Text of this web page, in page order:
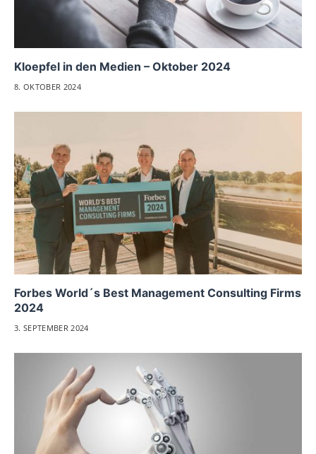
Kloepfel in den Medien – Oktober 2024
8. OKTOBER 2024
Forbes World´s Best Management Consulting Firms
2024
3. SEPTEMBER 2024